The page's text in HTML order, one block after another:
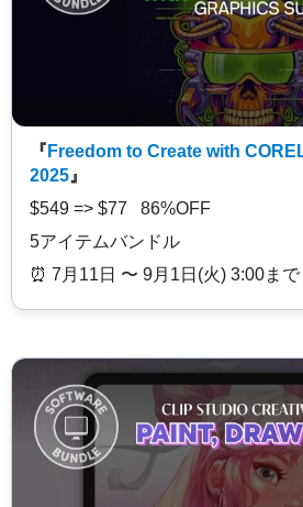
『 Freedom to Create with
2025 』
$549 => $77 86%OFF
5アイテムバンドル
⏰️ 7月11日 〜 9月1日(火) 3:00まで